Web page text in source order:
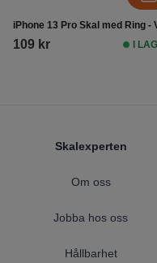
iPhone 13 Pro Skal med Ring -
109 kr I
Skalexperten
Om oss
Jobba hos oss
Hållbarhet